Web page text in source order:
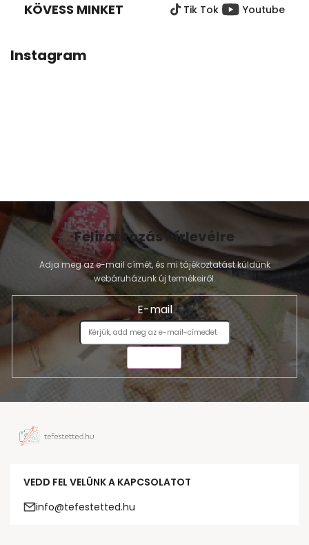
KÖVESS MINKET Tik Tok Youtube
Instagram
Feliratkozás hírlevélre
Adja meg az e-mail címét, és mi tájékoztatást küldünk
webáruházunk új termékeiről.
E-mail
VEDD FEL VELÜNK A KAPCSOLATOT
info@tefestetted.hu